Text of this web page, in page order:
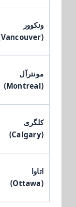
ونکوور
(Vancouver)
مونترآل
(Montreal)
کلگری
(Calgary)
اتاوا
(Ottawa)